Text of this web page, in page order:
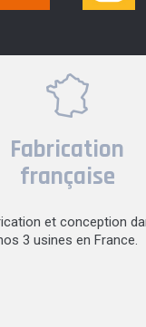
Fabrication
française
et conception
3 usines en France.